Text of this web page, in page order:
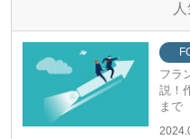
フラ
説！
まで